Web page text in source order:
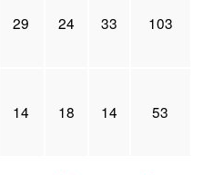
29 24 33 103
14 18 14 53